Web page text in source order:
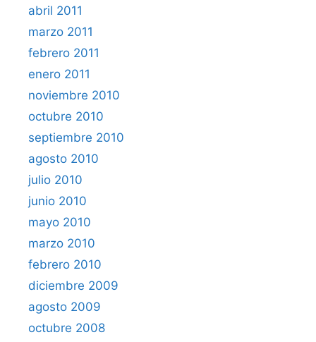
abril 2011
marzo 2011
febrero 2011
enero 2011
noviembre 2010
octubre 2010
septiembre 2010
agosto 2010
julio 2010
junio 2010
mayo 2010
marzo 2010
febrero 2010
diciembre 2009
agosto 2009
octubre 2008